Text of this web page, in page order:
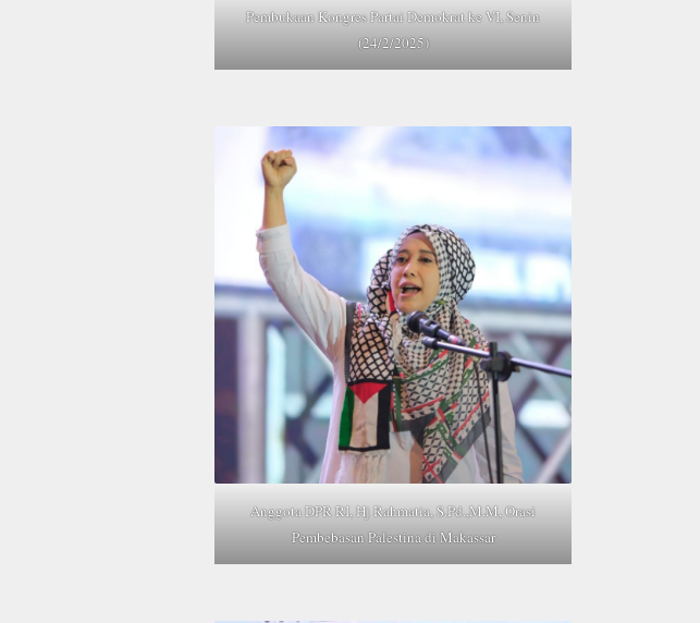
Pembukaan Kongres Partai Demokrat ke VI, Senin
(24/2/2025)
Anggota DPR RI, Hj Rahmatia, S.Pd.,M.M, Orasi
Pembebasan Palestina di Makassar